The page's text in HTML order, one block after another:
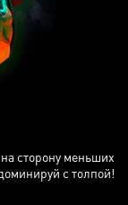
сторону меньших
с толпой!